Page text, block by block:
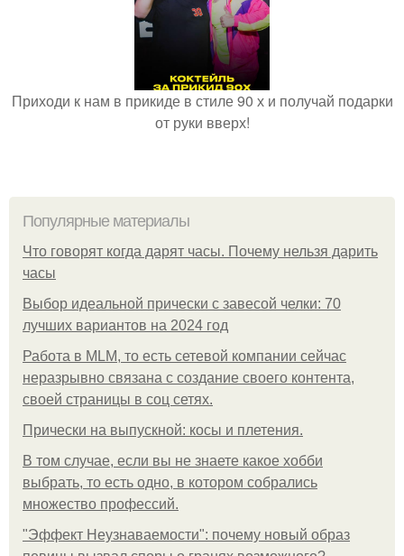
Приходи к нам в прикиде в стиле 90 х и получай подарки
от руки вверх!
Популярные материалы
Что говорят когда дарят часы. Почему нельзя дарить
часы
Выбор идеальной прически с завесой челки: 70
лучших вариантов на 2024 год
Работа в MLM, то есть сетевой компании сейчас
неразрывно связана с создание своего контента,
своей страницы в соц сетях.
Прически на выпускной: косы и плетения.
В том случае, если вы не знаете какое хобби
выбрать, то есть одно, в котором собрались
множество профессий.
"Эффект Неузнаваемости": почему новый образ